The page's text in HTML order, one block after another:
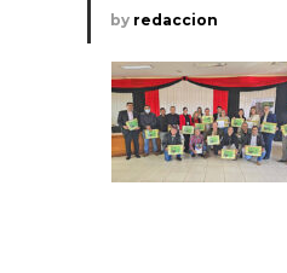
by redaccion